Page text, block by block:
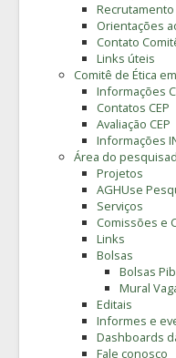
Orientações
Contato
Links úteis
Comitê de Ética
Informações
Contatos CEP
Avaliação CEP
Informações
Área do
Projetos
AGHUse
Serviços
Comissões e
Links
Bolsas
Bolsas
Mural
Editais
Informes e
Dashboards
Fale conosco